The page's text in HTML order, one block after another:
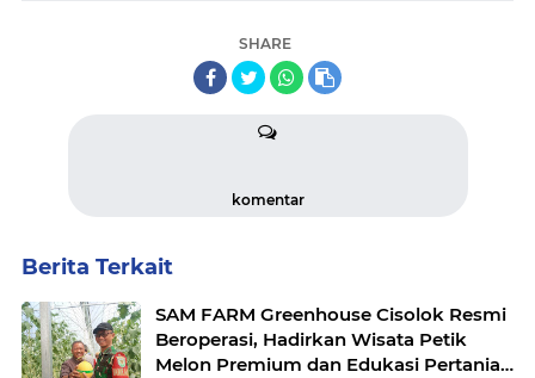
SHARE
komentar
Berita Terkait
SAM FARM Greenhouse Cisolok Resmi
Beroperasi, Hadirkan Wisata Petik
Melon Premium dan Edukasi Pertanian